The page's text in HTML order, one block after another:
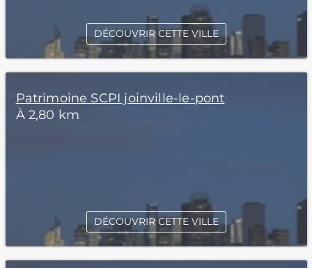
DÉCOUVRIR CETTE VILLE
Patrimoine SCPI joinville-le-pont
À 2,80 km
DÉCOUVRIR CETTE VILLE